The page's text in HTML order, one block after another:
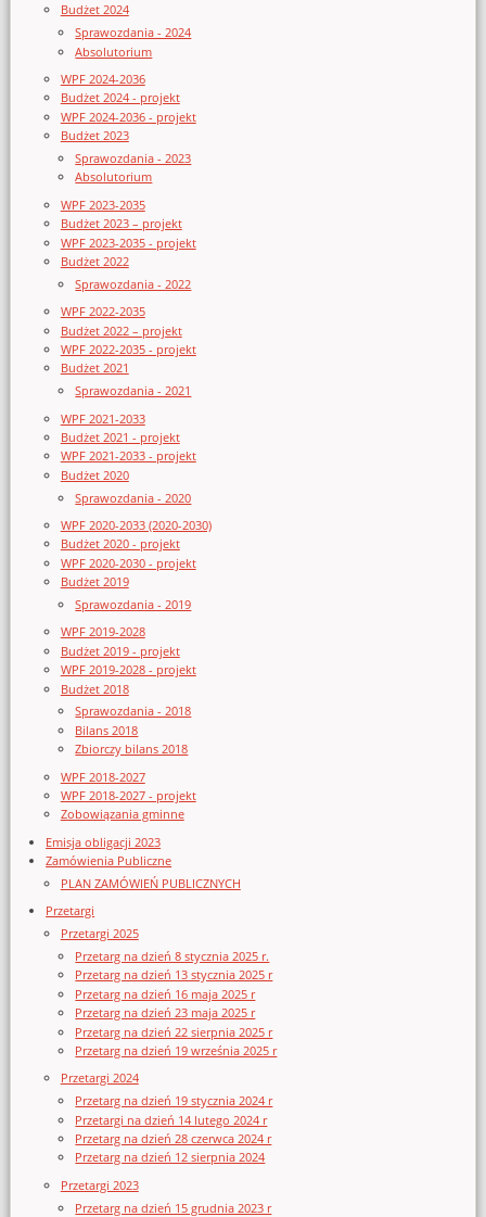
Budżet 2024
Sprawozdania - 2024
Absolutorium
WPF 2024-2036
Budżet 2024 - projekt
WPF 2024-2036 - projekt
Budżet 2023
Sprawozdania - 2023
Absolutorium
WPF 2023-2035
Budżet 2023 – projekt
WPF 2023-2035 - projekt
Budżet 2022
Sprawozdania - 2022
WPF 2022-2035
Budżet 2022 – projekt
WPF 2022-2035 - projekt
Budżet 2021
Sprawozdania - 2021
WPF 2021-2033
Budżet 2021 - projekt
WPF 2021-2033 - projekt
Budżet 2020
Sprawozdania - 2020
WPF 2020-2033 (2020-2030)
Budżet 2020 - projekt
WPF 2020-2030 - projekt
Budżet 2019
Sprawozdania - 2019
WPF 2019-2028
Budżet 2019 - projekt
WPF 2019-2028 - projekt
Budżet 2018
Sprawozdania - 2018
Bilans 2018
Zbiorczy bilans 2018
WPF 2018-2027
WPF 2018-2027 - projekt
Zobowiązania gminne
Emisja obligacji 2023
Zamówienia Publiczne
PLAN ZAMÓWIEŃ PUBLICZNYCH
Przetargi
Przetargi 2025
Przetarg na dzień 8 stycznia 2025 r.
Przetarg na dzień 13 stycznia 2025 r
Przetarg na dzień 16 maja 2025 r
Przetarg na dzień 23 maja 2025 r
Przetarg na dzień 22 sierpnia 2025 r
Przetarg na dzień 19 września 2025 r
Przetargi 2024
Przetarg na dzień 19 stycznia 2024 r
Przetargi na dzień 14 lutego 2024 r
Przetarg na dzień 28 czerwca 2024 r
Przetarg na dzień 12 sierpnia 2024
Przetargi 2023
Przetarg na dzień 15 grudnia 2023 r